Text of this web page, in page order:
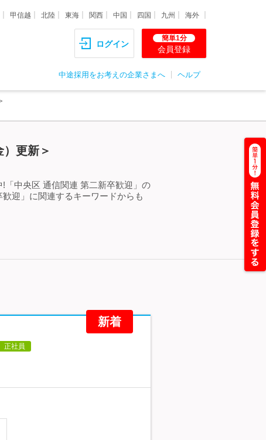
甲信越 北陸 東海 関西 中国 四国 九州 海外
ログイン
簡単1分
会員登録
中途採用をお考えの企業さまへ ヘルプ
更新＞
「中央区 通信関連 第二新卒歓迎」の
迎」に関連するキーワードからも
新着
正社員